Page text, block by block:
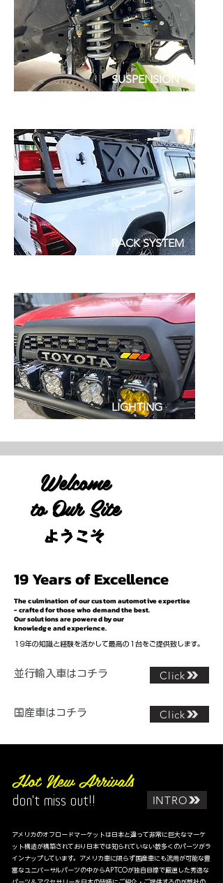
SUSPENSION
RACK SYSTEM
LIGHTING
Welcome
to Our Site
ようこそ
19 Years of Excellence
The culmination of our customautomotive expertise
-crafted for those who demand the best.
Our solutions arepowered by our
knowledge and experience.
19年の知識と経験を活かして最高の1台をご提供致します。
並行輸入車はコチラ Click
​国産車はコチラ Click
Hot New Arrivals
don't miss out!! INTRO
アメリカのオフロードマーケットは日本と違って非常に巨大なマーケ
ット構造が構築されており日本では知られていない数多くのパーツがラ
インナップしています。アメリカ車に限らず国産車にも流用が可能な豊
富なユニバーサルパーツの中からAPTCOが独自目線で厳選した秀逸な